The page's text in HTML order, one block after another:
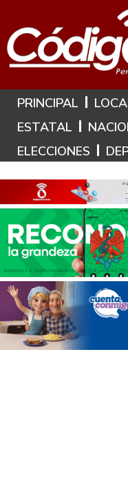
Hoy es:
PRINCIPAL
ESTATAL
ELECCIONES